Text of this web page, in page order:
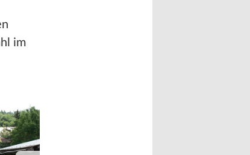
im